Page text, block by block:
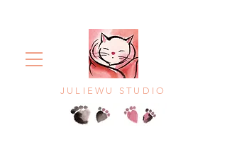
JULIEWU STUDIO